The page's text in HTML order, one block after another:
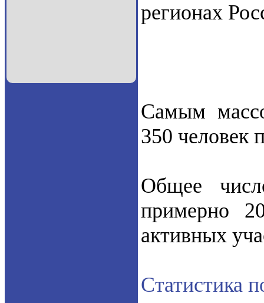
регионах
Самым
350 человек
Общее
примерно
активных
Статистика